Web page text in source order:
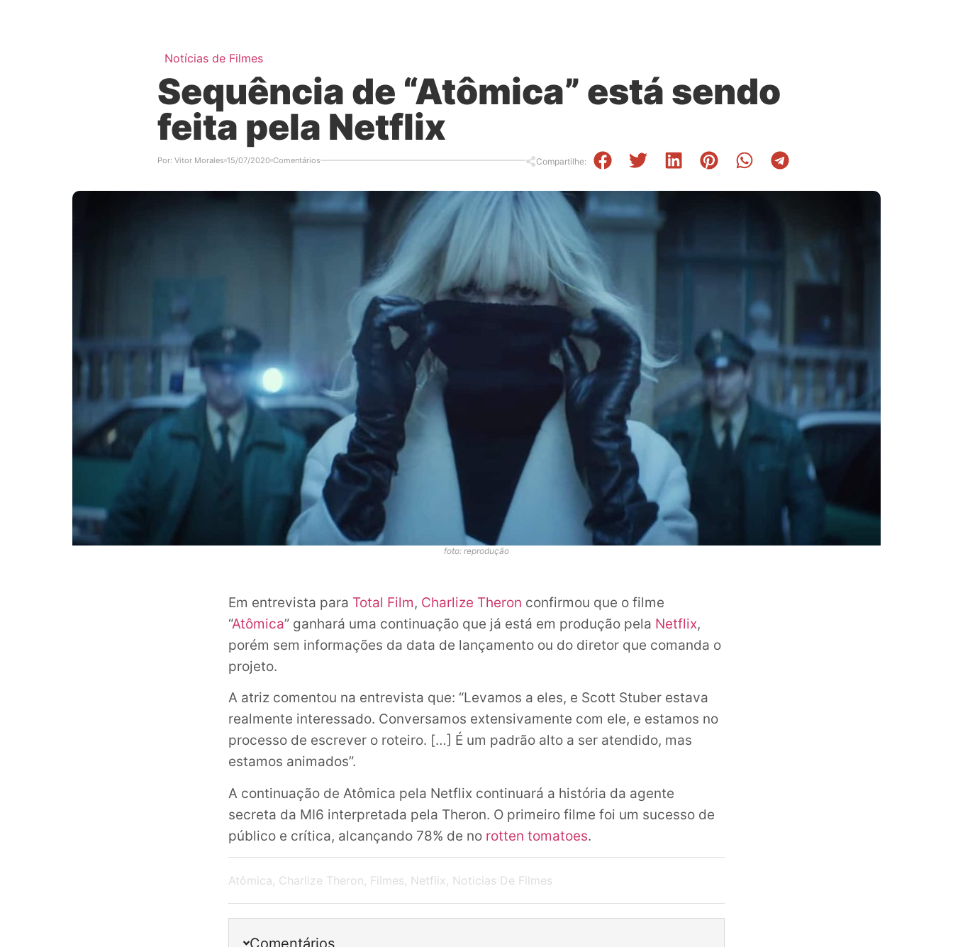
Notícias de Filmes
Sequência de “Atômica” está sendo
feita pela Netflix
Por: Vitor Morales 15/07/2020 Comentários Compartilhe:
foto: reprodução
Em entrevista para Total Film, Charlize Theron confirmou que o filme
“Atômica” ganhará uma continuação que já está em produção pela Netflix,
porém sem informações da data de lançamento ou do diretor que comanda o
projeto.
A atriz comentou na entrevista que: “Levamos a eles, e Scott Stuber estava
realmente interessado. Conversamos extensivamente com ele, e estamos no
processo de escrever o roteiro. […] É um padrão alto a ser atendido, mas
estamos animados”.
A continuação de Atômica pela Netflix continuará a história da agente
secreta da MI6 interpretada pela Theron. O primeiro filme foi um sucesso de
público e crítica, alcançando 78% de no rotten tomatoes.
Atômica Charlize Theron Filmes Netflix Noticias De Filmes
Comentários